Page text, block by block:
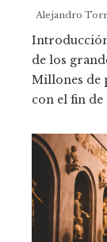
Alejandro
de los
Millones de
con el fin de